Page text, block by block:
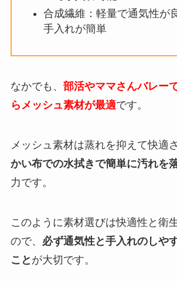
合成繊維：軽量で通気性が
手入れが簡単
なかでも、 部活やママさんバレー
らメッシュ素材が最適です。
メッシュ素材は蒸れを抑えて快適
かい布での水拭きで簡単に汚れを
力です。
このように素材選びは快適性と衛
ので、 必ず通気性と手入れのしや
こと が大切です。